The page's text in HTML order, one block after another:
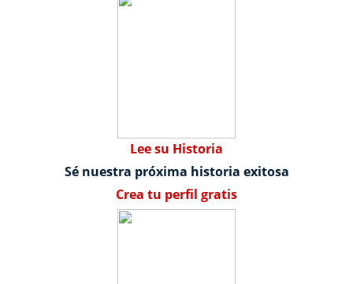
Lee su Historia
Sé nuestra próxima historia exitosa
Crea tu perfil gratis